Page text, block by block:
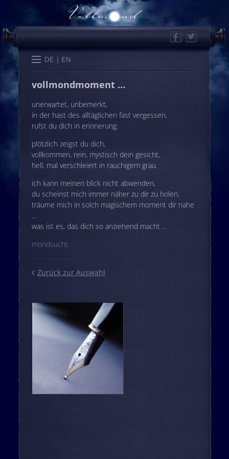
FacebookTwitter
DE EN
Start Kalender Karten
vollmondmoment …
unerwartet, unbemerkt,
in der hast des alltäglichen fast vergessen,
rufst du dich in erinnerung.
plötzlich zeigst du dich,
vollkommen, rein, mystisch dein gesicht,
hell, mal verschleiert in rauchigem grau.
ich kann meinen blick nicht abwenden,
du scheinst mich immer näher zu dir zu holen,
träume mich in solch magischem moment dir nahe
…
was ist es, das dich so anziehend macht …
mondsucht
Zurück zur Auswahl